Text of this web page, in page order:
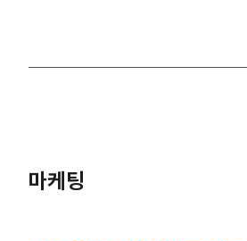
마케팅